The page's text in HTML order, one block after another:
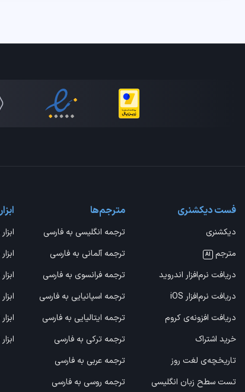
فست دیکشنری
دیکشنری
مترجم
AI
دریافت نرم‌افزار اندروید
دریافت نرم‌افزار iOS
دریافت افزونه‌ی کروم
خرید اشتراک
تاریخچه‌ی لغت روز
تست سطح زبان انگلیسی
مترجم‌ها
ترجمه انگلیسی به فارسی
ترجمه آلمانی به فارسی
ترجمه فرانسوی به فارسی
ترجمه اسپانیایی به فارسی
ترجمه ایتالیایی به فارسی
ترجمه ترکی به فارسی
ترجمه عربی به فارسی
ترجمه روسی به فارسی